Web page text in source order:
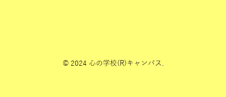
© 2024 心の学校(R)キャンパス.